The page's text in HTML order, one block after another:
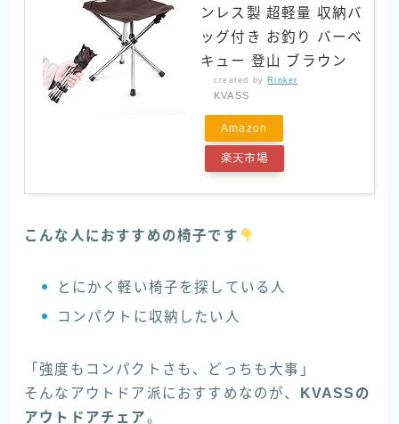
ンレス製 超軽量 収納バ
ッグ付き お釣り バーベ
キュー 登山 ブラウン
created by Rinker
KVASS
Amazon
楽天市場
こんな人におすすめの椅子です
とにかく軽い椅子を探している人
コンパクトに収納したい人
「強度もコンパクトさも、どっちも大事」
そんなアウトドア派におすすめなのが、
KVASSの
アウトドアチェア。